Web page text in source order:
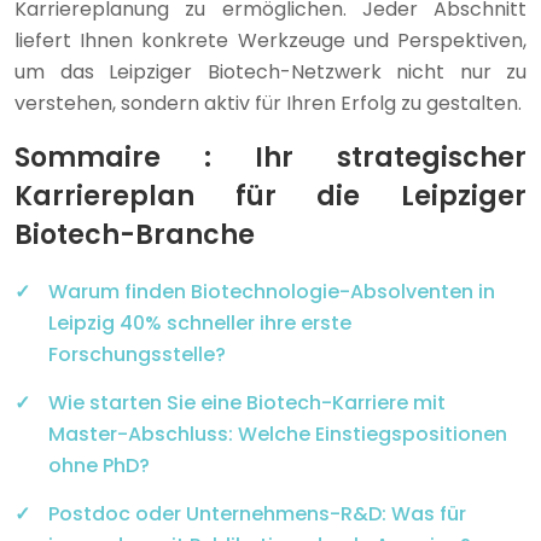
Karriereplanung zu ermöglichen. Jeder Abschnitt
liefert Ihnen konkrete Werkzeuge und Perspektiven,
um das Leipziger Biotech-Netzwerk nicht nur zu
verstehen, sondern aktiv für Ihren Erfolg zu gestalten.
Sommaire : Ihr strategischer
Karriereplan für die Leipziger
Biotech-Branche
Warum finden Biotechnologie-Absolventen in
Leipzig 40% schneller ihre erste
Forschungsstelle?
Wie starten Sie eine Biotech-Karriere mit
Master-Abschluss: Welche Einstiegspositionen
ohne PhD?
Postdoc oder Unternehmens-R&D: Was für